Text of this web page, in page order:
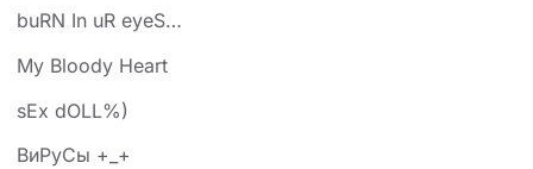
buRN In uR eyeS…
My Bloody Heart
sEx dOLL%)
ВиРуСы +_+